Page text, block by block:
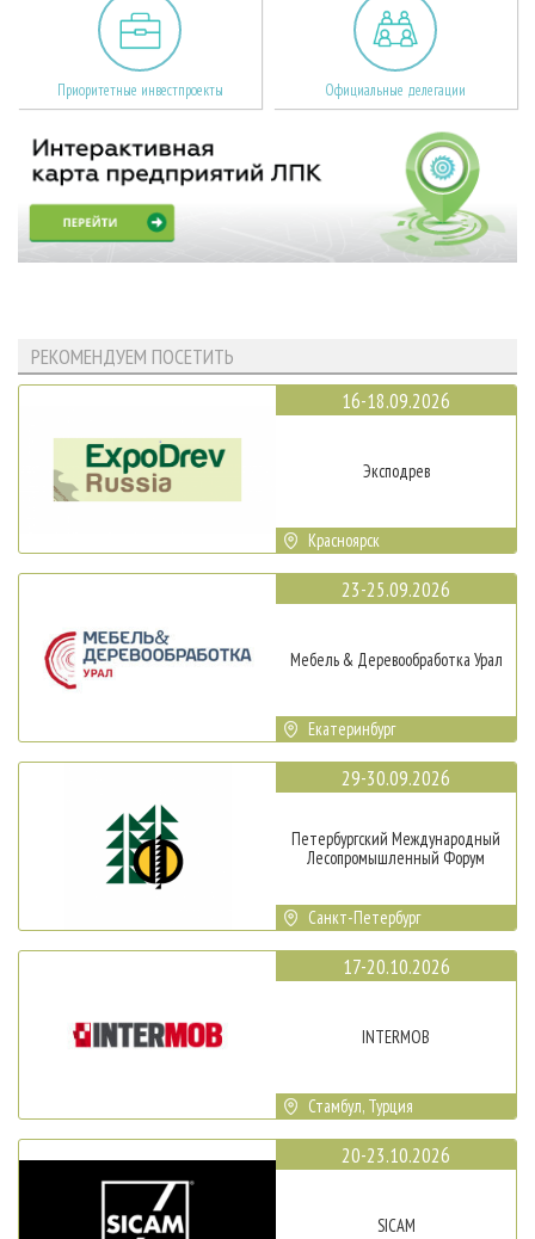
Приоритетные инвестпроекты Официальные делегации
РЕКОМЕНДУЕМ ПОСЕТИТЬ
16-18.09.2026
Эксподрев
Красноярск
23-25.09.2026
Мебель & Деревообработка Урал
Екатеринбург
29-30.09.2026
Петербургский Международный
Лесопромышленный Форум
Санкт-Петербург
17-20.10.2026
INTERMOB
Стамбул, Турция
20-23.10.2026
SICAM